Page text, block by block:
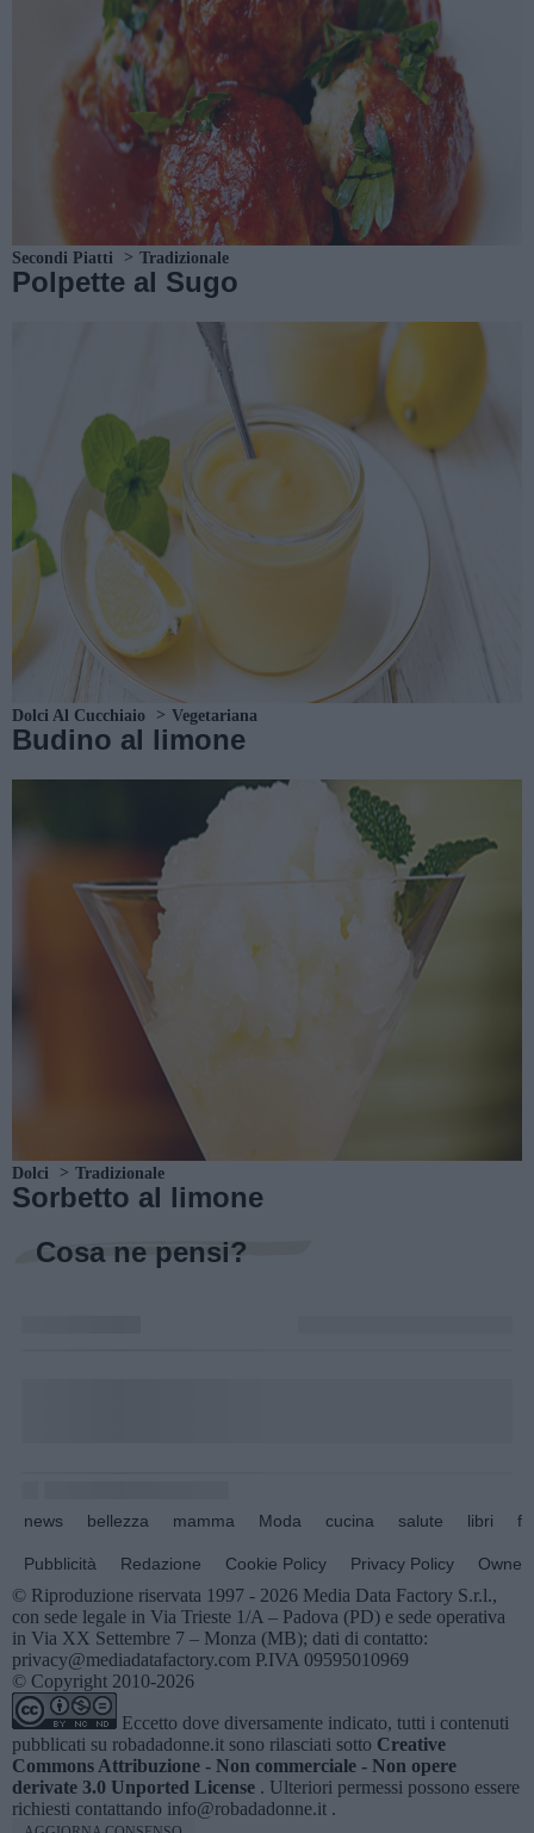
Secondi Piatti Tradizionale
Polpette al Sugo
Dolci Al Cucchiaio Vegetariana
Budino al limone
Dolci Tradizionale
Sorbetto al limone
Cosa ne pensi?
news bellezza mamma Moda cucina salute libri
Pubblicità Redazione Cookie Policy Privacy Policy
© Riproduzione riservata 1997 - 2026 Media Data Factory S.r.l.,
con sede legale in Via Trieste 1/A – Padova (PD) e sede operativa
in Via XX Settembre 7 – Monza (MB); dati di contatto:
privacy@mediadatafactory.com P.IVA 09595010969
© Copyright 2010-2026
Eccetto dove diversamente indicato, tutti i contenuti
pubblicati su robadadonne.it sono rilasciati sotto Creative
Commons Attribuzione - Non commerciale - Non opere
derivate 3.0 Unported License . Ulteriori permessi possono essere
richiesti contattando info@robadadonne.it .